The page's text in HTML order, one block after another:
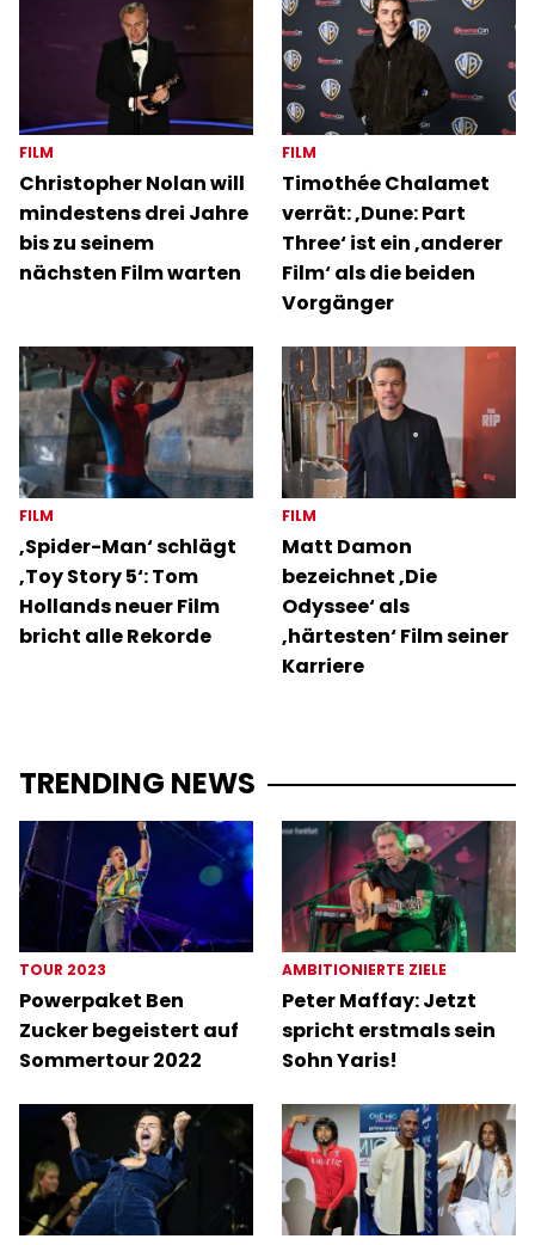
FILM
Christopher Nolan will
mindestens drei Jahre
bis zu seinem
nächsten Film warten
FILM
Timothée Chalamet
verrät: ‚Dune: Part
Three‘ ist ein ‚anderer
Film‘ als die beiden
Vorgänger
FILM
‚Spider-Man‘ schlägt
‚Toy Story 5‘: Tom
Hollands neuer Film
bricht alle Rekorde
FILM
Matt Damon
bezeichnet ‚Die
Odyssee‘ als
‚härtesten‘ Film seiner
Karriere
TRENDING NEWS
TOUR 2023
Powerpaket Ben
Zucker begeistert auf
Sommertour 2022
AMBITIONIERTE ZIELE
Peter Maffay: Jetzt
spricht erstmals sein
Sohn Yaris!